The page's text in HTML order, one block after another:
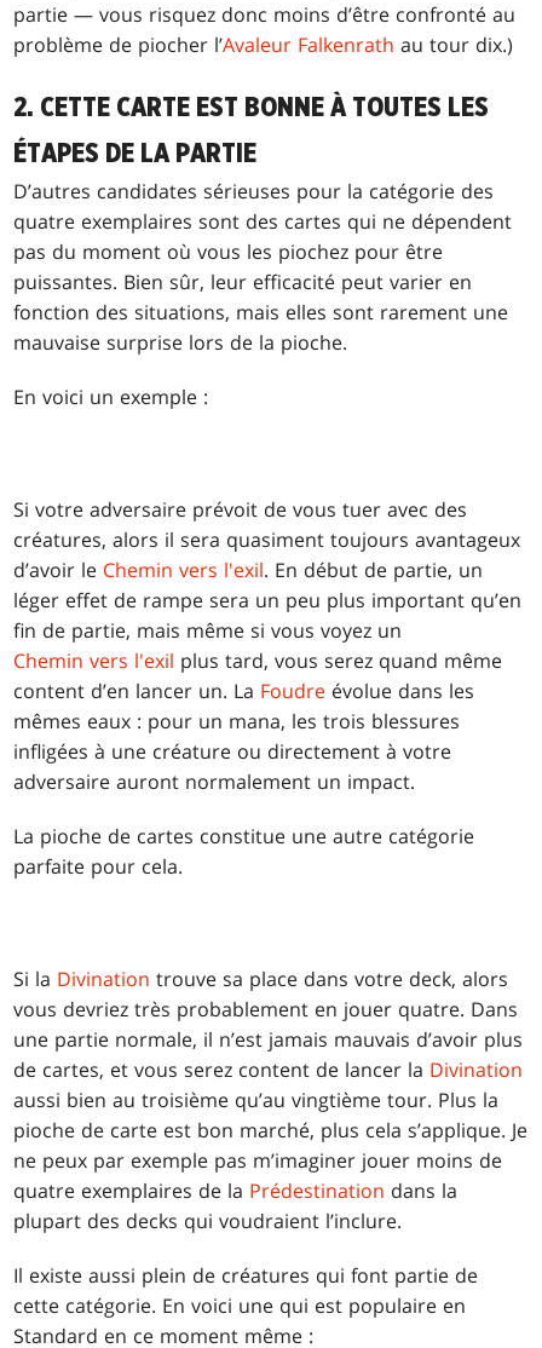
partie — vous risquez donc moins d’être confronté au
problème de piocher l’Avaleur Falkenrath au tour dix.)
2. CETTE CARTE EST BONNE À TOUTES LES
ÉTAPES DE LA PARTIE
D’autres candidates sérieuses pour la catégorie des
quatre exemplaires sont des cartes qui ne dépendent
pas du moment où vous les piochez pour être
puissantes. Bien sûr, leur efficacité peut varier en
fonction des situations, mais elles sont rarement une
mauvaise surprise lors de la pioche.
En voici un exemple :
Si votre adversaire prévoit de vous tuer avec des
créatures, alors il sera quasiment toujours avantageux
d’avoir le Chemin vers l'exil. En début de partie, un
léger effet de rampe sera un peu plus important qu’en
fin de partie, mais même si vous voyez un
Chemin vers l'exil plus tard, vous serez quand même
content d’en lancer un. La Foudre évolue dans les
mêmes eaux : pour un mana, les trois blessures
infligées à une créature ou directement à votre
adversaire auront normalement un impact.
La pioche de cartes constitue une autre catégorie
parfaite pour cela.
Si la Divination trouve sa place dans votre deck, alors
vous devriez très probablement en jouer quatre. Dans
une partie normale, il n’est jamais mauvais d’avoir plus
de cartes, et vous serez content de lancer la Divination
aussi bien au troisième qu’au vingtième tour. Plus la
pioche de carte est bon marché, plus cela s’applique. Je
ne peux par exemple pas m’imaginer jouer moins de
quatre exemplaires de la Prédestination dans la
plupart des decks qui voudraient l’inclure.
Il existe aussi plein de créatures qui font partie de
cette catégorie. En voici une qui est populaire en
Standard en ce moment même :